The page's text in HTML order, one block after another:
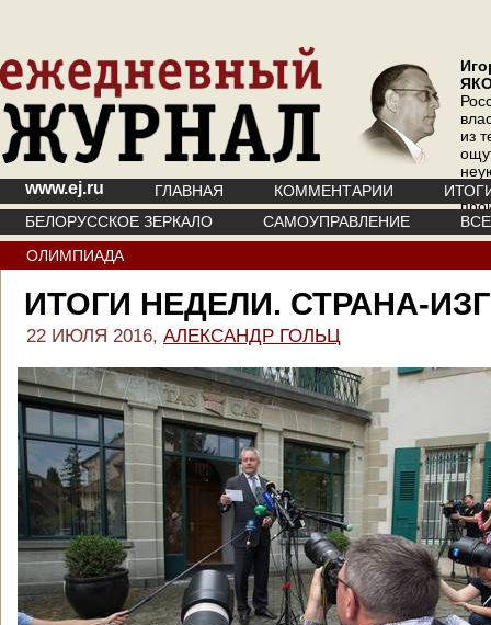
из
где
www.ej.ru ГЛАВНАЯ КОММЕНТАРИИ
БЕЛОРУССКОЕ ЗЕРКАЛО
САМОУПРАВЛЕНИЕ
ОЛИМПИАДА
ИТОГИ НЕДЕЛИ. СТРАНА-
22 ИЮЛЯ 2016, АЛЕКСАНДР ГОЛЬЦ